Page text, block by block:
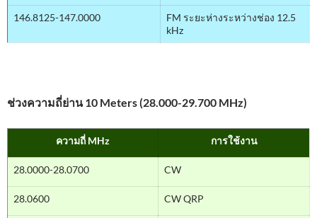
146.8125-147.0000
FM ระยะห่างระหว่างช่อง 12.5
kHz
ช่วงความถี่ย่าน 10 Meters (28.000-29.700 MHz)
ความถี่ MHz การใช้งาน
28.0000-28.0700 CW
28.0600 CW QRP